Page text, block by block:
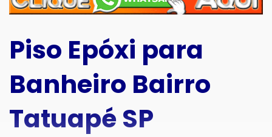
Piso Epóxi para
Banheiro Bairro
Tatuapé SP